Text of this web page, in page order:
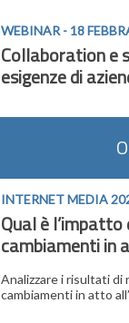
WEBINAR - 18
Collaboration e
esigenze di
INTERNET MEDIA
Qual è
cambiamenti in
Analizzare i risultati di
cambiamenti in atto